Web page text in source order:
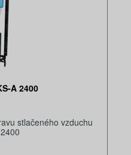
A 2400
stlačeného vzduchu